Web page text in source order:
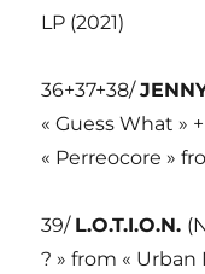
LP (2021)
36+37+38/
« Guess What »
« Perreocore »
39/ L.O.T.I.O.N.
? » from « Urban